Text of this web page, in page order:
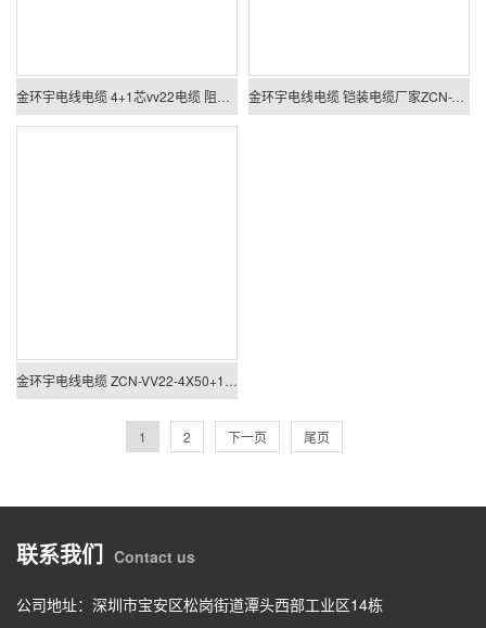
金环宇电线电缆 4+1芯vv22电缆 阻燃耐火电缆ZCN-VV22-4X95+1X50平方 金环宇电线电缆 铠装电缆厂家ZCN-VV22-4X70+1X35 耐火阻燃电力电缆
金环宇电线电缆 ZCN-VV22-4X50+1X25平方 c类阻燃耐火铠装电缆价格
1 2 下一页 尾页
联系我们 Contact us
公司地址：深圳市宝安区松岗街道潭头西部工业区14栋